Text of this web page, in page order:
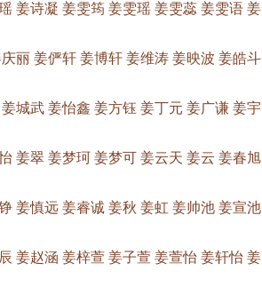
姜诗凝 姜雯筠 姜雯瑶 姜雯蕊 姜雯语 姜
丽 姜俨轩 姜博轩 姜维涛 姜映波 姜皓斗
城武 姜怡鑫 姜方钰 姜丁元 姜广谦 姜宇
姜翠 姜梦珂 姜梦可 姜云天 姜云 姜春旭
姜慎远 姜睿诚 姜秋 姜虹 姜帅池 姜宣池
姜赵涵 姜梓萱 姜子萱 姜萱怡 姜轩怡 姜